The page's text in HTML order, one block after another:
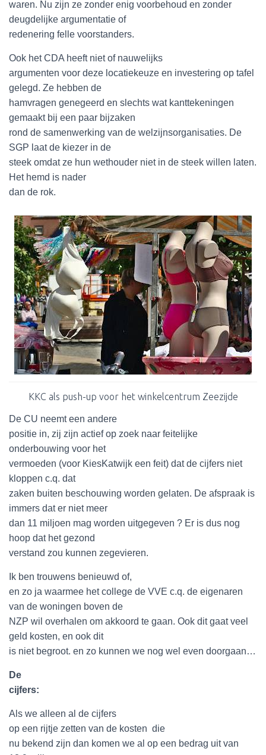
waren. Nu zijn ze zonder enig voorbehoud en zonder
deugdelijke argumentatie of
redenering felle voorstanders.
Ook het CDA heeft niet of nauwelijks
argumenten voor deze locatiekeuze en investering op tafel
gelegd. Ze hebben de
hamvragen genegeerd en slechts wat kanttekeningen
gemaakt bij een paar bijzaken
rond de samenwerking van de welzijnsorganisaties. De
SGP laat de kiezer in de
steek omdat ze hun wethouder niet in de steek willen laten.
Het hemd is nader
dan de rok.
KKC als push-up voor het winkelcentrum Zeezijde
De CU neemt een andere
positie in, zij zijn actief op zoek naar feitelijke
onderbouwing voor het
vermoeden (voor KiesKatwijk een feit) dat de cijfers niet
kloppen c.q. dat
zaken buiten beschouwing worden gelaten. De afspraak is
immers dat er niet meer
dan 11 miljoen mag worden uitgegeven ? Er is dus nog
hoop dat het gezond
verstand zou kunnen zegevieren.
Ik ben trouwens benieuwd of,
en zo ja waarmee het college de VVE c.q. de eigenaren
van de woningen boven de
NZP wil overhalen om akkoord te gaan. Ook dit gaat veel
geld kosten, en ook dit
is niet begroot. en zo kunnen we nog wel even doorgaan…
De
cijfers:
Als we alleen al de cijfers
op een rijtje zetten van de kosten die
nu bekend zijn dan komen we al op een bedrag uit van